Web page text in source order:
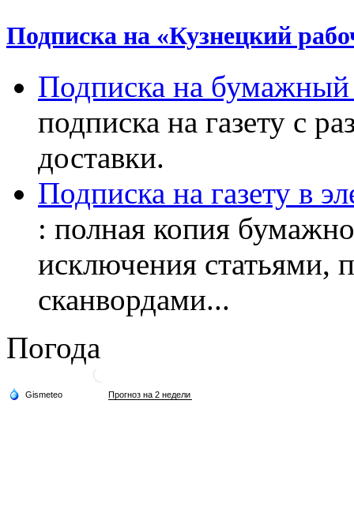
Подписка на «Кузнецкий
Подписка на бумажный
подписка на газету с
доставки.
Подписка на газету в
: полная копия
исключения статьями,
сканвордами...
Погода